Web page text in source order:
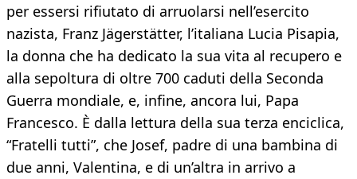
per essersi rifiutato di arruolarsi nell’esercito
nazista, Franz Jägerstätter, l’italiana Lucia Pisapia,
la donna che ha dedicato la sua vita al recupero e
alla sepoltura di oltre 700 caduti della Seconda
Guerra mondiale, e, infine, ancora lui, Papa
Francesco. È dalla lettura della sua terza enciclica,
“Fratelli tutti”, che Josef, padre di una bambina di
due anni, Valentina, e di un’altra in arrivo a